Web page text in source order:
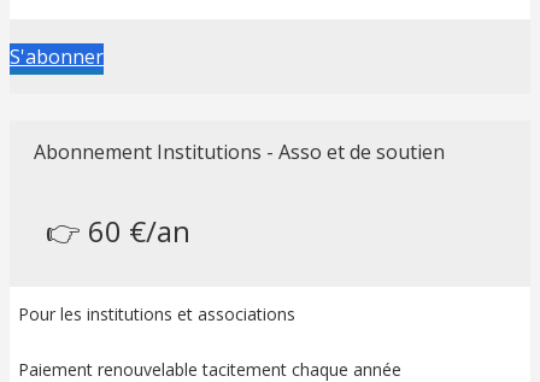
S'abonner
Abonnement Institutions - Asso et de soutien
👉 60 €/an
Pour les institutions et associations
Paiement renouvelable tacitement chaque année